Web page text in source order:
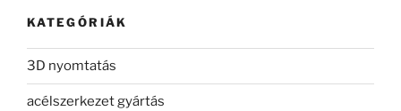
KATEGÓRIÁK
3D nyomtatás
acélszerkezet gyártás